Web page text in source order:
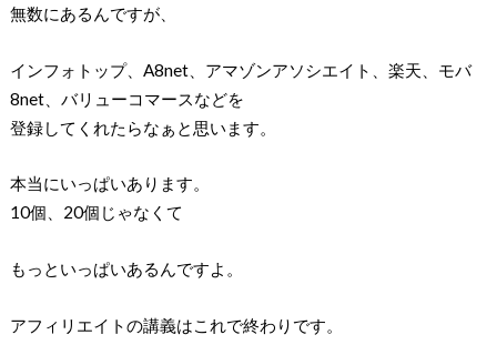
無数にあるんですが、
インフォトップ、A8net、アマゾンアソシエイト、楽天、モバ
8net、バリューコマースなどを
登録してくれたらなぁと思います。
本当にいっぱいあります。
10個、20個じゃなくて
もっといっぱいあるんですよ。
アフィリエイトの講義はこれで終わりです。